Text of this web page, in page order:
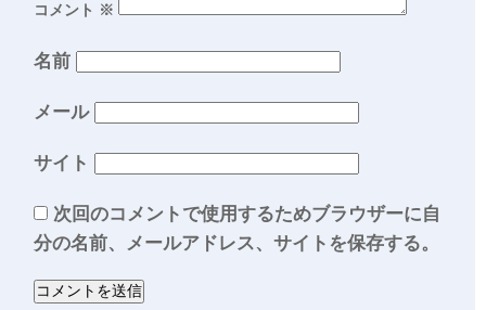
コメント ※
名前
メール
サイト
次回のコメントで使用するためブラウザーに自
分の名前、メールアドレス、サイトを保存する。